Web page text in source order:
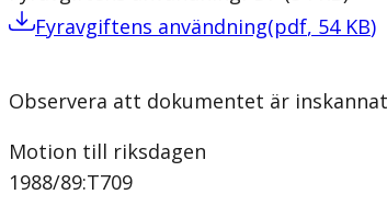
Fyravgiftens användning(pdf, 54 KB)
Observera att dokumentet är
Motion till riksdagen
1988/89:T709